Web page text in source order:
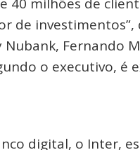
de
Nubank, Fernando
o executivo, é
digital, o Inter,